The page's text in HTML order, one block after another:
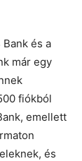
és a
már egy
fiókból
emellett
és